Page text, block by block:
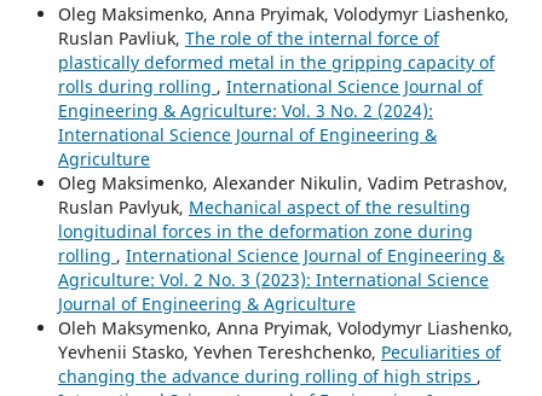
Oleg Maksimenko, Anna Pryimak, Volodymyr Liashenko,
Ruslan Pavliuk, The role of the internal force of
plastically deformed metal in the gripping capacity of
rolls during rolling , International Science Journal of
Engineering & Agriculture: Vol. 3 No. 2 (2024):
International Science Journal of Engineering &
Agriculture
Oleg Maksimenko, Alexander Nikulin, Vadim Petrashov,
Ruslan Pavlyuk, Mechanical aspect of the resulting
longitudinal forces in the deformation zone during
rolling , International Science Journal of Engineering &
Agriculture: Vol. 2 No. 3 (2023): International Science
Journal of Engineering & Agriculture
Oleh Maksymenko, Anna Pryimak, Volodymyr Liashenko,
Yevhenii Stasko, Yevhen Tereshchenko, Peculiarities of
changing the advance during rolling of high strips ,